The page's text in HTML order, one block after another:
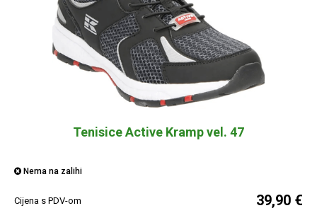
Tenisice Active Kramp vel. 47
Nema na zalihi
Cijena s PDV-om 39,90 €